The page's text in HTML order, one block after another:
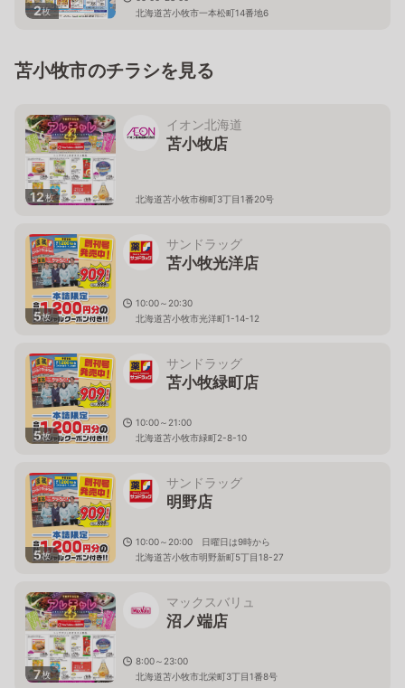
2枚
北海道苫小牧市一本松町14番地6
苫小牧市のチラシを見る
12枚
イオン北海道
苫小牧店
北海道苫小牧市柳町3丁目1番20号
5枚
サンドラッグ
苫小牧光洋店
10:00～20:30
北海道苫小牧市光洋町1-14-12
5枚
サンドラッグ
苫小牧緑町店
10:00～21:00
北海道苫小牧市緑町2-8-10
5枚
サンドラッグ
明野店
10:00～20:00 日曜日は9時から
北海道苫小牧市明野新町5丁目18-27
7枚
マックスバリュ
沼ノ端店
8:00～23:00
北海道苫小牧市北栄町3丁目1番8号